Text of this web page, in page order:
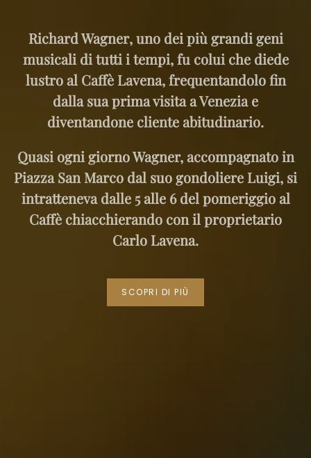
Richard Wagner, uno dei più grandi geni
musicali di tutti i tempi, fu colui che diede
lustro al Caffè Lavena, frequentandolo fin
dalla sua prima visita a Venezia e
diventandone cliente abitudinario.
Quasi ogni giorno Wagner, accompagnato in
Piazza San Marco dal suo gondoliere Luigi, si
intratteneva dalle 5 alle 6 del pomeriggio al
Caffè chiacchierando con il proprietario
Carlo Lavena.
SCOPRI DI PIÙ